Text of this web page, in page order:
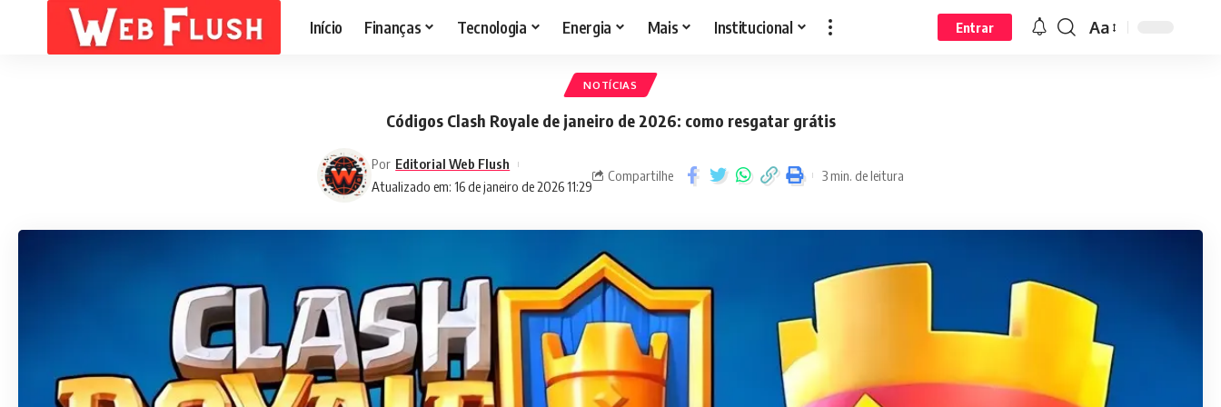
Início Finanças Tecnologia Energia Mais Institucional Entrar Aa
NOTÍCIAS
Códigos Clash Royale de janeiro de 2026: como resgatar grátis
Atualizado em: 16 de janeiro de 2026 11:29
Por Editorial Web Flush
Compartilhe 3 min. de leitura